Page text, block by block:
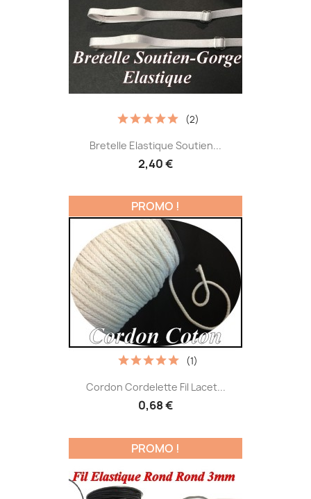
Bretelle Elastique Soutien...
2,40 €
(2)
Cordon Cordelette Fil Lacet...
0,68 €
(1)
PROMO !
PROMO !